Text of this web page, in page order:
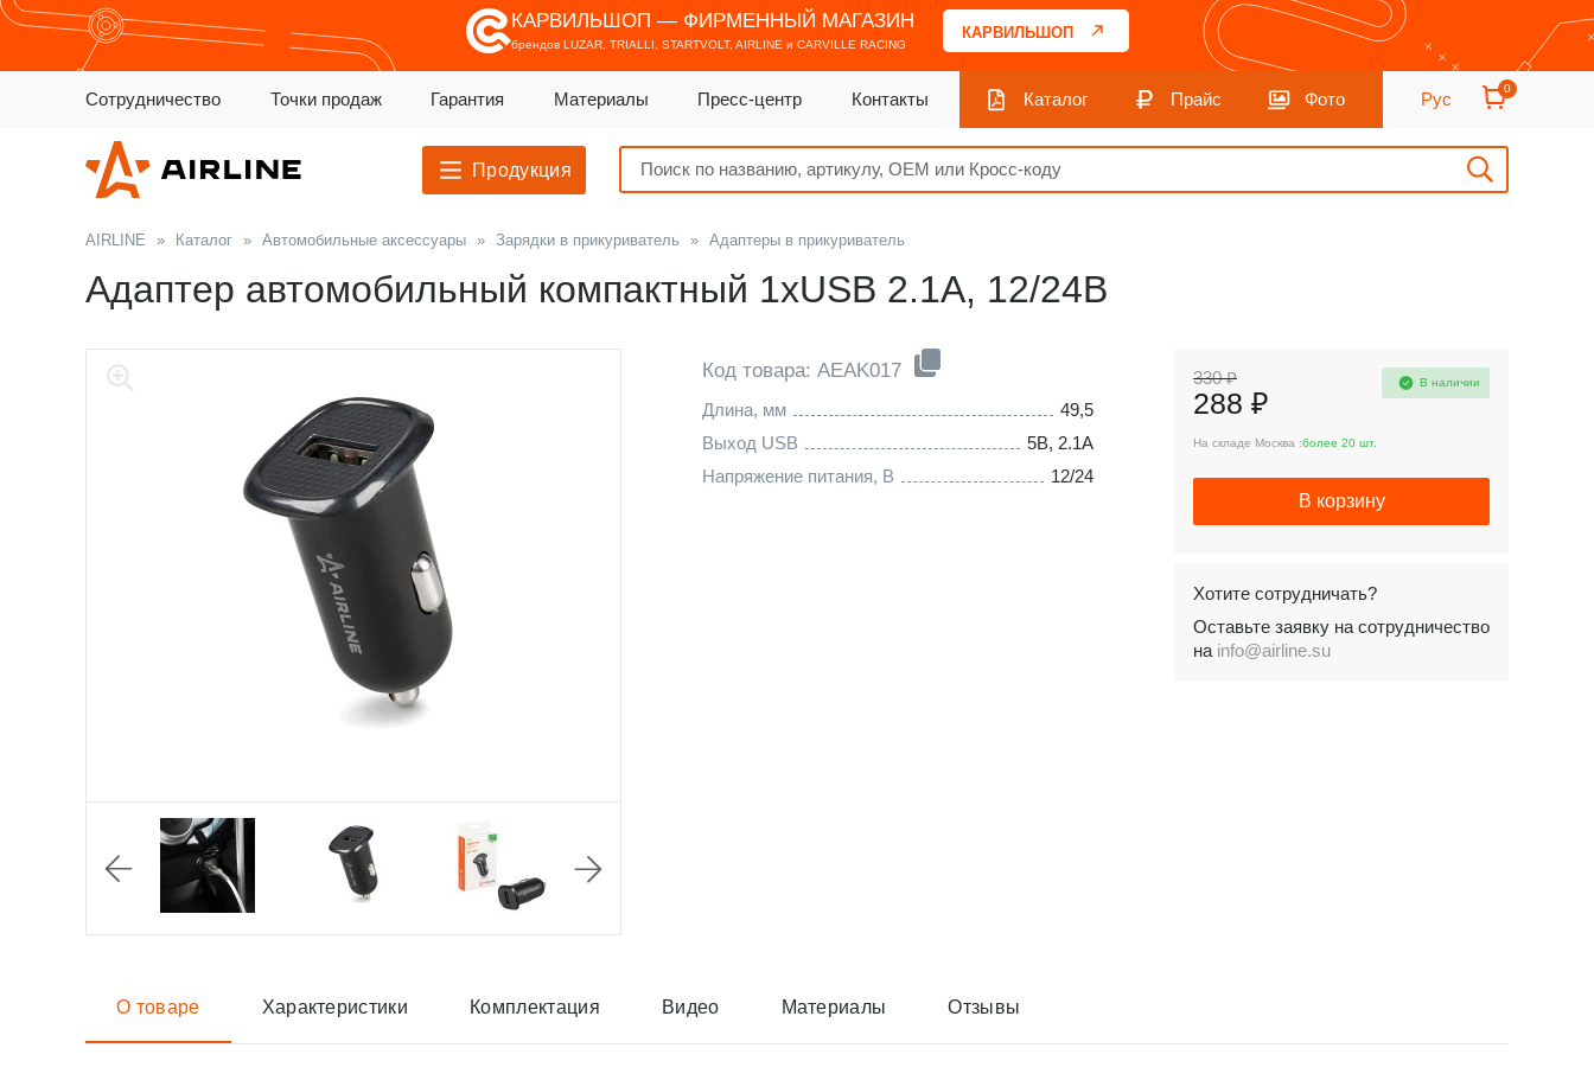
КАРВИЛЬШОП — ФИРМЕННЫЙ МАГАЗИН
брендов LUZAR, TRIALLI, STARTVOLT, AIRLINE и CARVILLE RACING
КАРВИЛЬШОП
Сотрудничество Точки продаж Гарантия Материалы Пресс-центр Контакты Каталог Прайс Фото Рус
0
Продукция
AIRLINE » Каталог » Автомобильные аксессуары » Зарядки в прикуриватель » Адаптеры в прикуриватель
Адаптер автомобильный компактный 1xUSB 2.1A, 12/24В
Код товара: AEAK017
Длина, мм
49,5
Выход USB
5В, 2.1А
Напряжение питания, В
12/24
330 ₽
288 ₽
В наличии
На складе Москва :более 20 шт.
В корзину
Хотите сотрудничать?
Оставьте заявку на сотрудничество
на info@airline.su
О товаре Характеристики Комплектация Видео Материалы Отзывы